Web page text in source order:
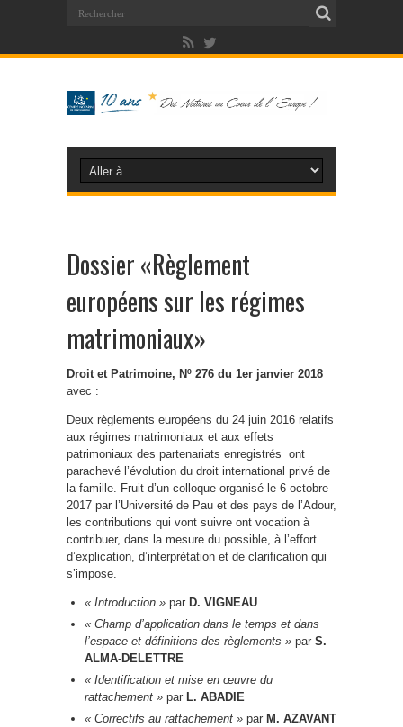
Dossier «Règlement
européens sur les régimes
matrimoniaux»
Droit et Patrimoine, Nº 276 du 1er janvier 2018
avec :
Deux règlements européens du 24 juin 2016 relatifs
aux régimes matrimoniaux et aux effets
patrimoniaux des partenariats enregistrés ont
parachevé l’évolution du droit international privé de
la famille. Fruit d’un colloque organisé le 6 octobre
2017 par l’Université de Pau et des pays de l’Adour,
les contributions qui vont suivre ont vocation à
contribuer, dans la mesure du possible, à l’effort
d’explication, d’interprétation et de clarification qui
s’impose.
« Introduction » par D. VIGNEAU
« Champ d’application dans le temps et dans
l’espace et définitions des règlements » par S.
ALMA-DELETTRE
« Identification et mise en œuvre du
rattachement » par L. ABADIE
« Correctifs au rattachement » par M. AZAVANT